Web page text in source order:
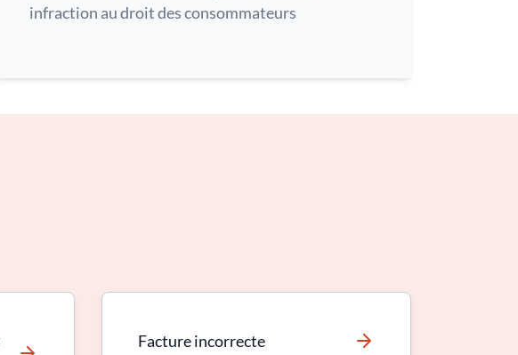
infraction au droit des consommateurs
Facture incorrecte